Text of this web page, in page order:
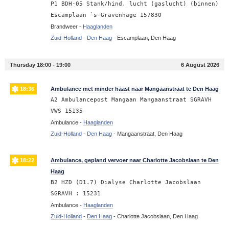
P1 BDH-05 Stank/hind. lucht (gaslucht) (binnen)
Escamplaan `s-Gravenhage 157830
Brandweer - Haaglanden
Zuid-Holland- Den Haag- Escamplaan, Den Haag
Thursday 18:00 - 19:00 6 August 2026
18:36 Ambulance met minder haast naar Mangaanstraat te Den Haag
A2 Ambulancepost Mangaan Mangaanstraat SGRAVH
VWS 15135
Ambulance - Haaglanden
Zuid-Holland- Den Haag- Mangaanstraat, Den Haag
18:22
Ambulance, gepland vervoer naar Charlotte Jacobslaan te Den
Haag
B2 HZD (D1.7) Dialyse Charlotte Jacobslaan
SGRAVH : 15231
Ambulance - Haaglanden
Zuid-Holland- Den Haag- Charlotte Jacobslaan, Den Haag